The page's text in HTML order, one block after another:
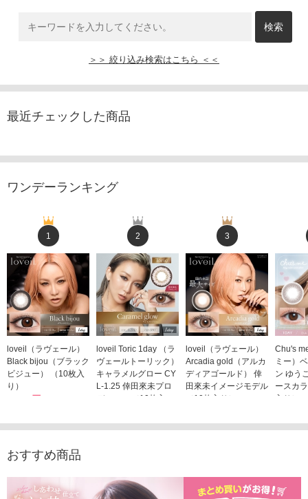
＞＞ 絞り込み検索はこちら ＜＜
最近チェックした商品
ワンデーランキング
1
loveil（ラヴェール）
Black bijou（ブラック
ビジュー） （10枚入
り）
1,760円
2
loveil Toric 1day （ラ
ヴェールトーリック）
キャラメルグロー CY
L-1.25 倖田來未プロ
デュース （10枚入
1,760円(税込)
3
loveil（ラヴェール）
Arcadia gold（アルカ
ディアゴールド） 倖
田來未イメージモデル
（10枚入り）
Chu's
ミー）
ン ゆう
ースカ
入り）
おすすめ商品